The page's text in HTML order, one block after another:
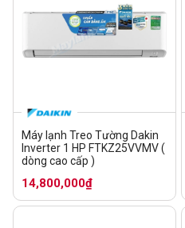
Máy lạnh Treo Tường Dakin
Inverter 1 HP FTKZ25VVMV (
dòng cao cấp )
14,800,000₫